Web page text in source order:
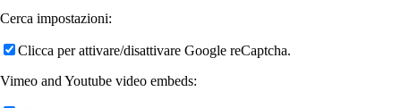
Cerca impostazioni:
Clicca per attivare/disattivare Google reCaptcha.
Vimeo and Youtube video embeds: